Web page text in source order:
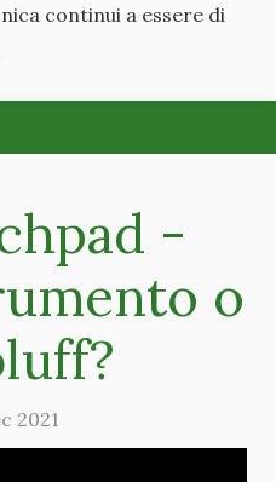
continui a essere di
-
o
2021